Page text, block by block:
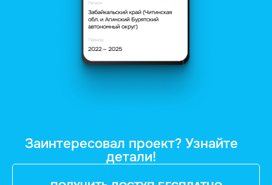
Заинтересовал проект? Узнайте
детали!